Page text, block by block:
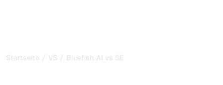
Startseite / VS / Bluefish AI vs SE Ranking